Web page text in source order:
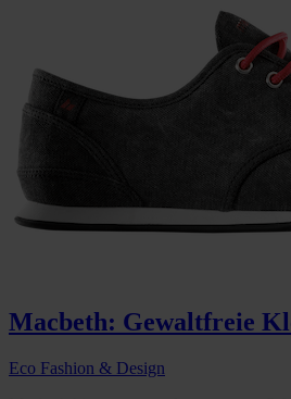
Macbeth: Gewaltfreie
Eco Fashion & Design